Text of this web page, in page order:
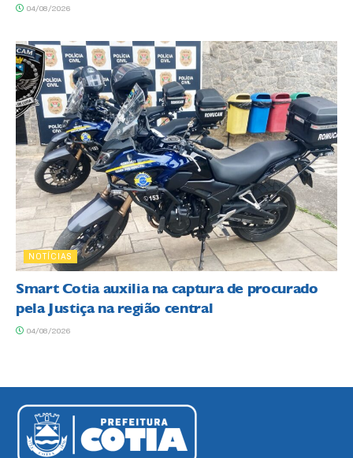
04/08/2026
NOTÍCIAS
Smart Cotia auxilia na captura de procurado
pela Justiça na região central
04/08/2026